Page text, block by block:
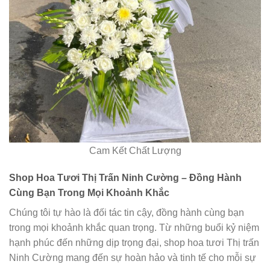
Cam Kết Chất Lượng
Shop Hoa Tươi Thị Trấn Ninh Cường – Đồng Hành
Cùng Bạn Trong Mọi Khoảnh Khắc
Chúng tôi tự hào là đối tác tin cậy, đồng hành cùng bạn
trong mọi khoảnh khắc quan trọng. Từ những buổi kỷ niệm
hạnh phúc đến những dịp trọng đại, shop hoa tươi Thị trấn
Ninh Cường mang đến sự hoàn hảo và tinh tế cho mỗi sự